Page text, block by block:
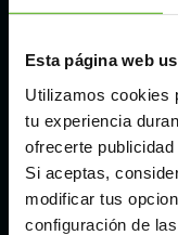
Esta página web
Utilizamos cookies
tu experiencia
ofrecerte publicidad
Si aceptas,
modificar tus
configuración de
Madrid
Valencia
Zaragoza